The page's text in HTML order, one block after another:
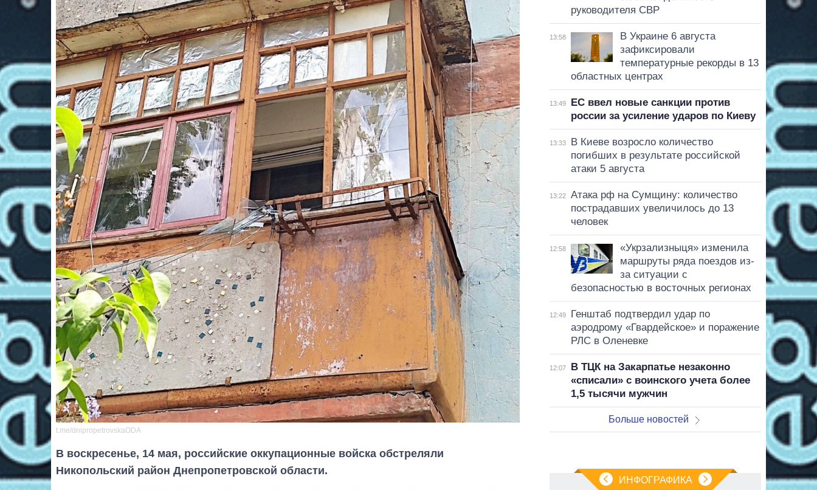
t.me/dnipropetrovskaODA
В воскресенье, 14 мая, российские оккупационные войска обстреляли
Никопольский район Днепропетровской области.
руководителя СВР
13:58
В Украине 6 августа
зафиксировали
температурные рекорды в 13
областных центрах
13:49
ЕС ввел новые санкции против
россии за усиление ударов по Киеву
13:33
В Киеве возросло количество
погибших в результате российской
атаки 5 августа
13:22
Атака рф на Сумщину: количество
пострадавших увеличилось до 13
человек
12:58
«Укрзализныця» изменила
маршруты ряда поездов из-
за ситуации с
безопасностью в восточных регионах
12:49
Генштаб подтвердил удар по
аэродрому «Гвардейское» и поражение
РЛС в Оленевке
12:07
В ТЦК на Закарпатье незаконно
«списали» с воинского учета более
1,5 тысячи мужчин
Больше новостей
ИНФОГРАФИКА